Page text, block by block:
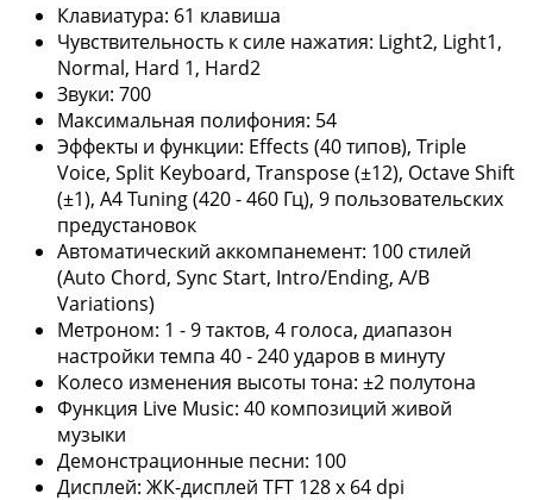
Клавиатура: 61 клавиша
Чувствительность к силе нажатия: Light2, Light1,
Normal, Hard 1, Hard2
Звуки: 700
Максимальная полифония: 54
Эффекты и функции: Effects (40 типов), Triple
Voice, Split Keyboard, Transpose (±12), Octave Shift
(±1), A4 Tuning (420 - 460 Гц), 9 пользовательских
предустановок
Автоматический аккомпанемент: 100 стилей
(Auto Chord, Sync Start, Intro/Ending, A/B
Variations)
Метроном: 1 - 9 тактов, 4 голоса, диапазон
настройки темпа 40 - 240 ударов в минуту
Колесо изменения высоты тона: ±2 полутона
Функция Live Music: 40 композиций живой
музыки
Демонстрационные песни: 100
Дисплей: ЖК-дисплей TFT 128 x 64 dpi